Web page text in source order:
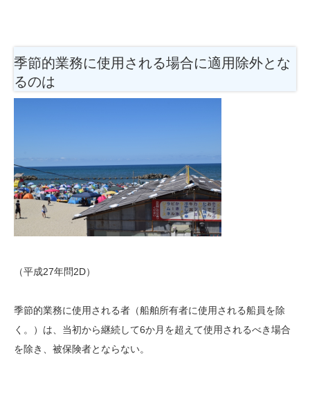
季節的業務に使用される場合に適用除外とな
るのは
（平成27年問2D）
季節的業務に使用される者（船舶所有者に使用される船員を除
く。）は、当初から継続して6か月を超えて使用されるべき場合
を除き、被保険者とならない。